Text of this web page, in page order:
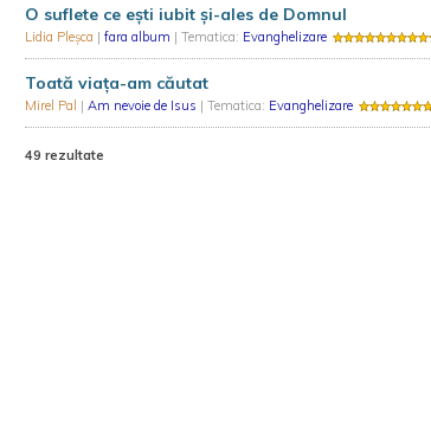
O suflete ce eşti iubit şi-ales de Domnul
Lidia Pleşca | fara album | Tematica: Evanghelizare
Toată viaţa-am căutat
Mirel Pal | Am nevoie de Isus | Tematica: Evanghelizare
49 rezultate